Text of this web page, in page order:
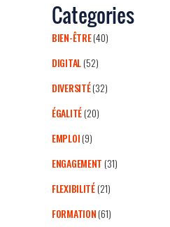
Categories
BIEN-ÊTRE(40)
DIGITAL(52)
DIVERSITÉ(32)
ÉGALITÉ(20)
EMPLOI(9)
ENGAGEMENT(31)
FLEXIBILITÉ(21)
FORMATION(61)